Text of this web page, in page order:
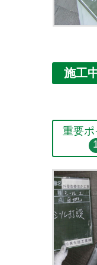
施工
重要